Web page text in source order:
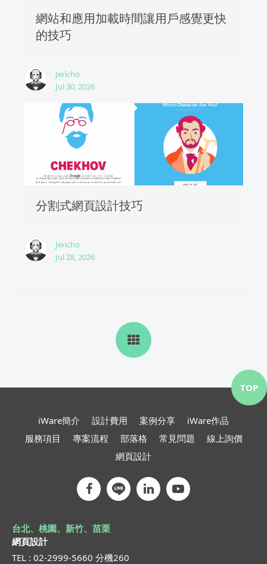
網站和應用加載時間讓用戶感覺更快
的技巧
Jericho
Jul 30, 2026
分割式網頁設計技巧
Jericho
Jul 28, 2026
iWare簡介 設計費用 案例分享
iWare作品
服務項目
專案流程 部落格 常見問題
線上詢價
網頁設計
台北、桃園、新竹、苗栗
網頁設計
TEL : 02-2999-5660 分機260
TOP